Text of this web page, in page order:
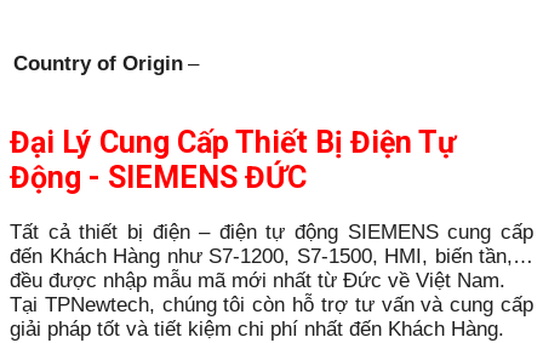
Country of Origin –
Đại Lý Cung Cấp Thiết Bị Điện Tự
Động - SIEMENS ĐỨC
Tất cả thiết bị điện – điện tự động SIEMENS cung cấp
đến Khách Hàng như S7-1200, S7-1500, HMI, biến tần,…
đều được nhập mẫu mã mới nhất từ Đức về Việt Nam.
Tại TPNewtech, chúng tôi còn hỗ trợ tư vấn và cung cấp
giải pháp tốt và tiết kiệm chi phí nhất đến Khách Hàng.